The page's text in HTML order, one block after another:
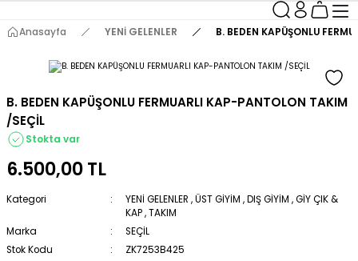
Anasayfa YENİ GELENLER B. BEDEN KAPÜŞONLU
B. BEDEN KAPÜŞONLU FERMUARLI KAP-PANTOLON TAKIM
/SEÇİL
Stokta var
6.500,00 TL
Kategori YENİ GELENLER ,ÜST GİYİM ,DIŞ GİYİM ,GİY ÇIK &
KAP ,TAKIM
Marka
SEÇİL
Stok Kodu
ZK7253B425